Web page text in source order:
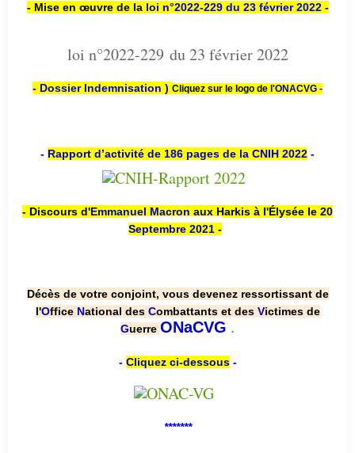
- Mise en œuvre de la loi n°2022-229 du 23 février 2022 -
loi n°2022-229 du 23 février 2022
- Dossier Indemnisation ) Cliquez sur le logo de l'ONACVG -
- Rapport d’activité de 186 pages de la CNIH 2022 -
- Discours d'Emmanuel Macron aux Harkis à l'Élysée le 20
Septembre 2021 -
Décès de votre conjoint, vous devenez ressortissant de
l'Office National des Combattants et des Victimes de
Guerre ONaCVG .
- Cliquez ci-dessous-
*******